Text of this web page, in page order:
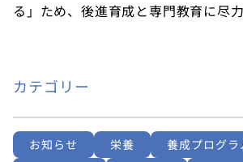
る」ため、後進育成と専門教育に尽力
カテゴリー
お知らせ 栄養 養成プログラ